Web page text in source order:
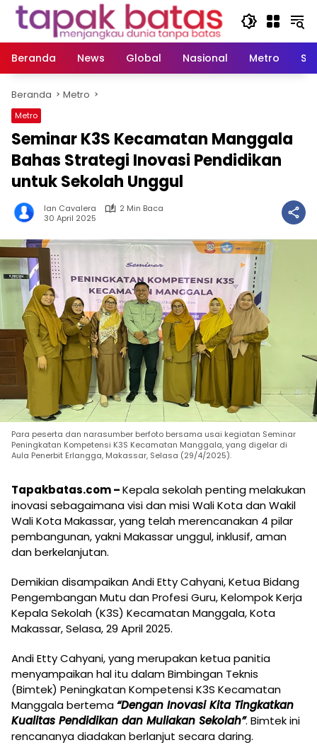
Langsung
Beranda
News Global Nasional Metro
Beranda Metro
Metro
Seminar K3S Kecamatan Manggala
Bahas Strategi Inovasi Pendidikan
untuk Sekolah Unggul
Ian Cavalera
2 Min Baca
30 April 2025
Para peserta dan narasumber berfoto bersama usai kegiatan Seminar
Peningkatan Kompetensi K3S Kecamatan Manggala, yang digelar di
Aula Penerbit Erlangga, Makassar, Selasa (29/4/2025).
Tapakbatas.com –Kepala sekolah penting melakukan
inovasi sebagaimana visi dan misi Wali Kota dan Wakil
Wali Kota Makassar, yang telah merencanakan 4 pilar
pembangunan, yakni Makassar unggul, inklusif, aman
dan berkelanjutan.
Demikian disampaikan Andi Etty Cahyani, Ketua Bidang
Pengembangan Mutu dan Profesi Guru, Kelompok Kerja
Kepala Sekolah (K3S) Kecamatan Manggala, Kota
Makassar, Selasa, 29 April 2025.
Andi Etty Cahyani, yang merupakan ketua panitia
menyampaikan hal itu dalam Bimbingan Teknis
(Bimtek) Peningkatan Kompetensi K3S Kecamatan
Manggala bertema“Dengan Inovasi Kita Tingkatkan
Kualitas Pendidikan dan Muliakan Sekolah”. Bimtek ini
rencananya diadakan berlanjut secara daring.